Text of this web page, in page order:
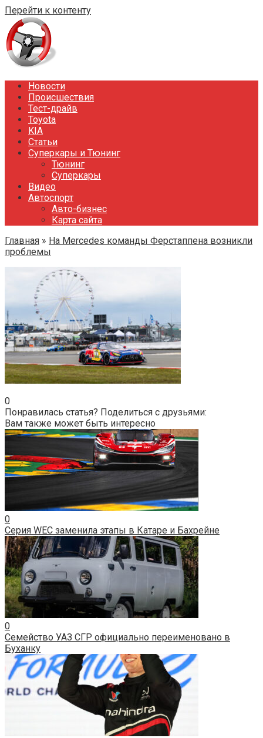
Перейти к контенту
Новости
Происшествия
Тест-драйв
Toyota
KIA
Статьи
Суперкары и Тюнинг
Тюнинг
Суперкары
Видео
Автоспорт
Авто-бизнес
Карта сайта
Главная » На Mercedes команды Ферстаппена возникли
проблемы
0
Понравилась статья? Поделиться с друзьями:
Вам также может быть интересно
0
Серия WEC заменила этапы в Катаре и Бахрейне
0
Семейство УАЗ СГР официально переименовано в
Буханку